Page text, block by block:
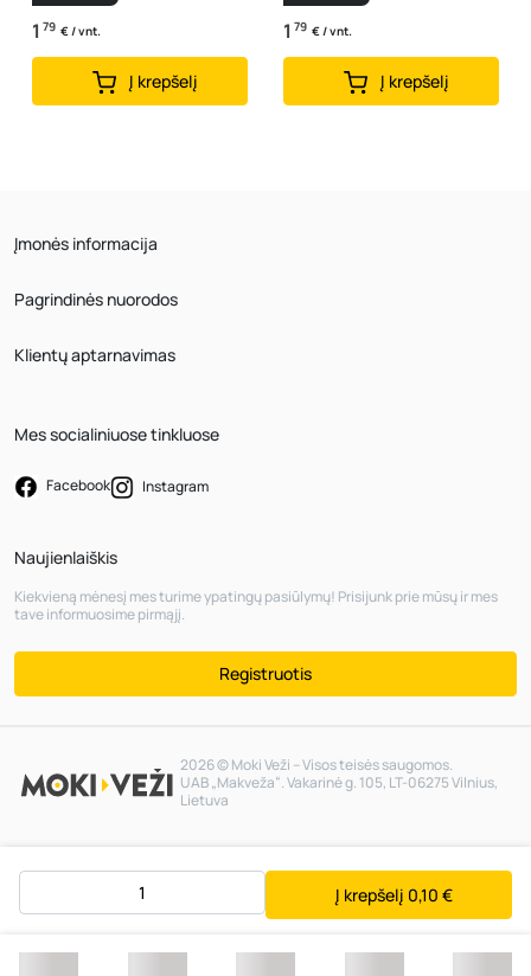
Į krepšelį 0,10 €
1 79 € / vnt.
Į krepšelį
1 79 € / vnt.
Į krepšelį
Įmonės informacija
Pagrindinės nuorodos
Klientų aptarnavimas
Mes socialiniuose tinkluose
Facebook Instagram
Naujienlaiškis
Kiekvieną mėnesį mes turime ypatingų pasiūlymų! Prisijunk prie mūsų ir mes
tave informuosime pirmąjį.
Registruotis
2026 © Moki Veži – Visos teisės saugomos.
UAB „Makveža“. Vakarinė g. 105, LT-06275 Vilnius,
Lietuva